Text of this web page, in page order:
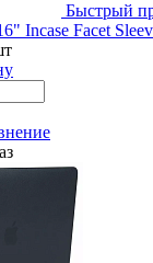
Быстрый
Incase Facet